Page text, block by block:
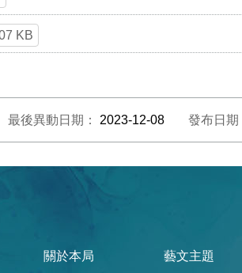
KB
最後異動日期： 2023-12-08 發布日期
關於本局 藝文主題